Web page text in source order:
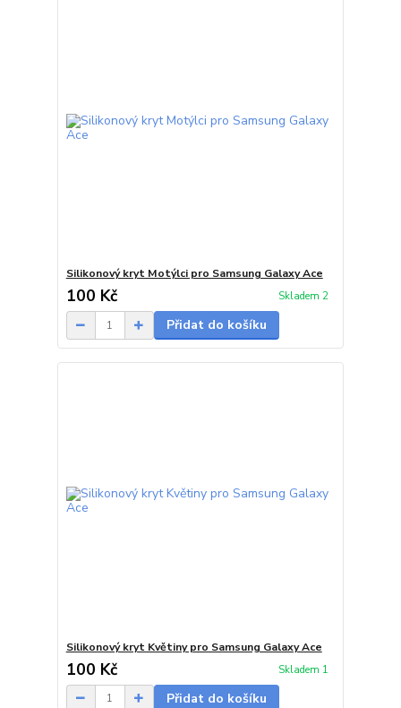
Silikonový kryt Motýlci pro Samsung Galaxy Ace
100 Kč Skladem 2
Přidat do košíku
Silikonový kryt Květiny pro Samsung Galaxy Ace
100 Kč Skladem 1
Přidat do košíku